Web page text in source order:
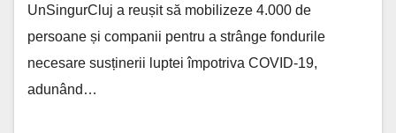
UnSingurCluj a reușit să mobilizeze 4.000 de
persoane și companii pentru a strânge fondurile
necesare susținerii luptei împotriva COVID-19,
adunând…